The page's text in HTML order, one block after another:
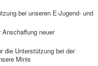
bei unseren E-Jugend- und
neuer
die Unterstützung bei der
Minis